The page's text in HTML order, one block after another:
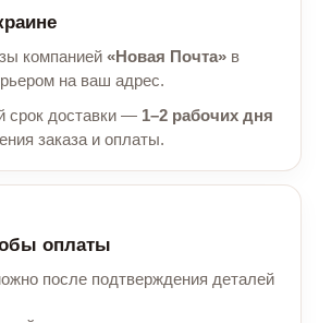
компанией «Новая Почта» в
на ваш адрес.
срок доставки — 1–2 рабочих дня
заказа и оплаты.
оплаты
после подтверждения деталей